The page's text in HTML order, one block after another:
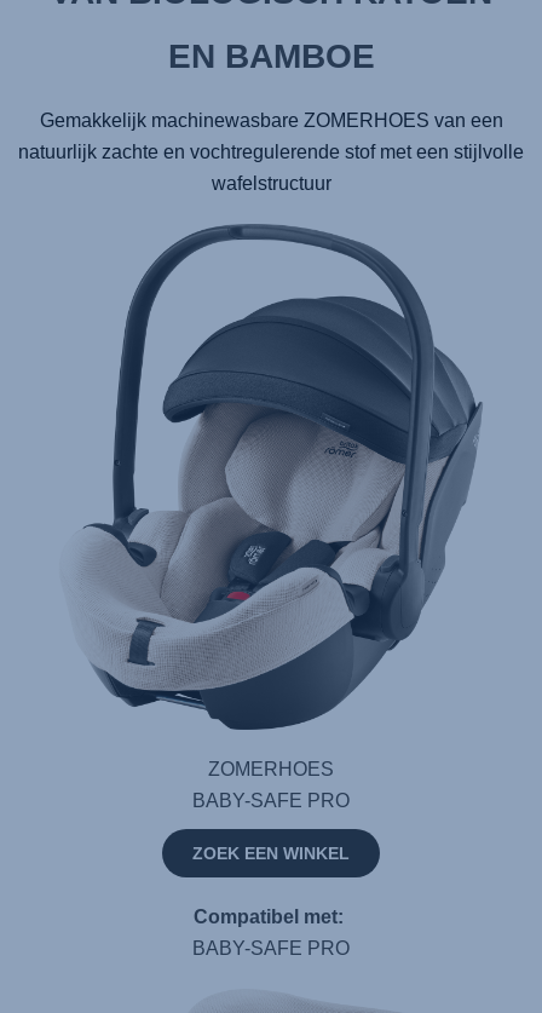
EN BAMBOE
Gemakkelijk machinewasbare ZOMERHOES van een
natuurlijk zachte en vochtregulerende stof met een stijlvolle
wafelstructuur
ZOMERHOES
BABY-SAFE PRO
ZOEK EEN WINKEL
Compatibel met:
BABY-SAFE PRO